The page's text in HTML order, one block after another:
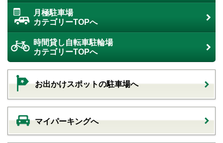
月極駐車場
カテゴリーTOPへ
時間貸し自転車駐輪場
カテゴリーTOPへ
お出かけスポットの駐車場へ
マイパーキングへ